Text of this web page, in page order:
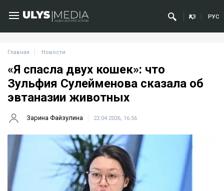
ҚАЗ РУС
Главная Новости
«Я спасла двух кошек»: что
Зульфия Сулейменова сказала об
эвтаназии животных
Зарина Файзулина 22.04.2026, 16:56